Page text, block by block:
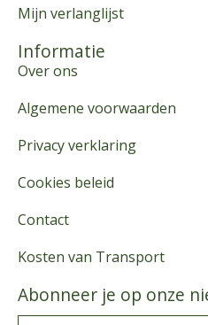
Mijn verlanglijst
Informatie
Over ons
Algemene voorwaarden
Privacy verklaring
Cookies beleid
Contact
Kosten van Transport
Abonneer je op onze